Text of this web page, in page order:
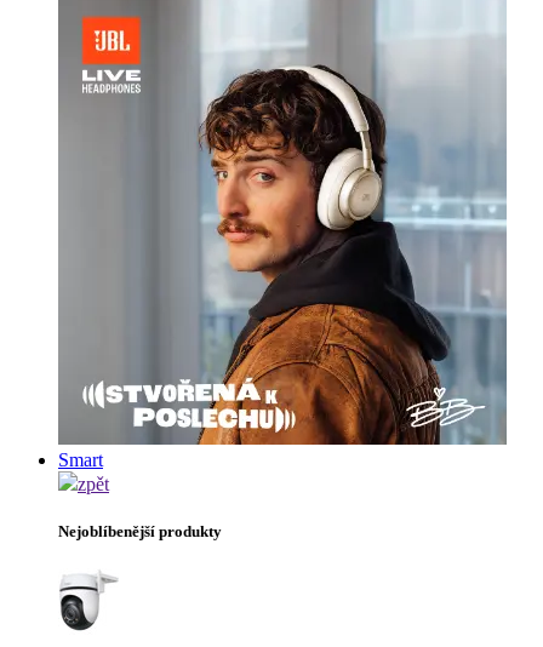
Smart
zpět
Nejoblíbenější produkty